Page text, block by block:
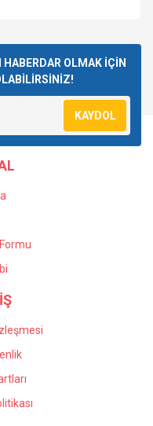
OLMAK İÇİN
KAYDOL